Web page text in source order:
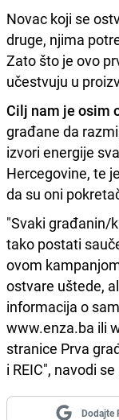
Novac koji se
druge, njima
Zato što je ovo
učestvuju u
Cilj nam je osim
građane da
izvori energije
Hercegovine, te
da su oni
"Svaki građanin/
tako postati
ovom
ostvare uštede,
informacija o
www.enza.ba ili
stranice Prva
i REIC", navodi
Dodajte